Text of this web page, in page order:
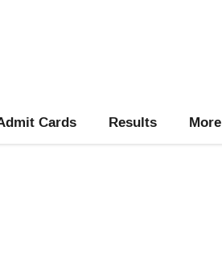
Cards Results More